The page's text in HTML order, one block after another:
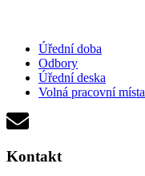
Úřední doba
Odbory
Úřední deska
Volná pracovní místa
Kontakt